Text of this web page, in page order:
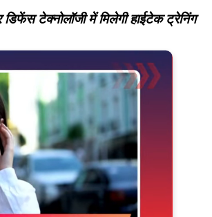
टेक्नोलॉजी में मिलेगी हाईटेक ट्रेनिंग